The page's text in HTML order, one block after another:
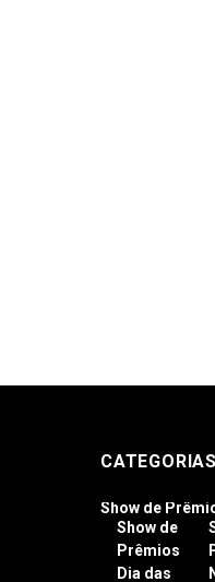
CATEGORIAS
Show de
Show de
Prêmios
Dia das